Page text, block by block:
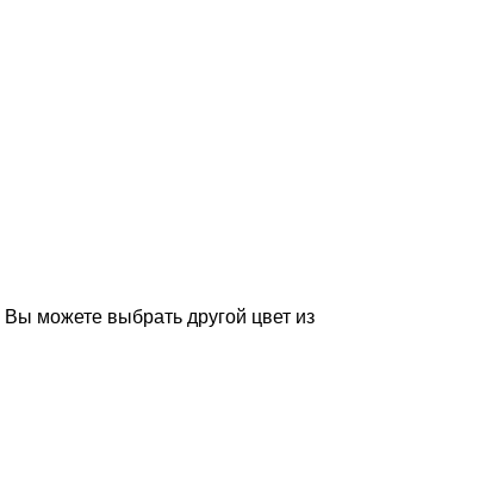
Вы можете выбрать другой цвет из